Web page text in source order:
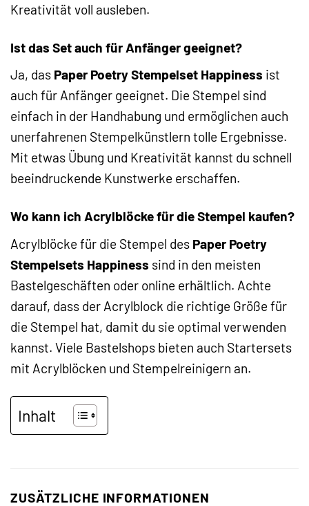
Kreativität voll ausleben.
Ist das Set auch für Anfänger geeignet?
Ja, das Paper Poetry Stempelset Happiness ist
auch für Anfänger geeignet. Die Stempel sind
einfach in der Handhabung und ermöglichen auch
unerfahrenen Stempelkünstlern tolle Ergebnisse.
Mit etwas Übung und Kreativität kannst du schnell
beeindruckende Kunstwerke erschaffen.
Wo kann ich Acrylblöcke für die Stempel kaufen?
Acrylblöcke für die Stempel des Paper Poetry
Stempelsets Happiness sind in den meisten
Bastelgeschäften oder online erhältlich. Achte
darauf, dass der Acrylblock die richtige Größe für
die Stempel hat, damit du sie optimal verwenden
kannst. Viele Bastelshops bieten auch Startersets
mit Acrylblöcken und Stempelreinigern an.
Inhalt
ZUSÄTZLICHE INFORMATIONEN